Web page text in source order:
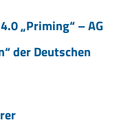
„Priming“ – AG
der Deutschen